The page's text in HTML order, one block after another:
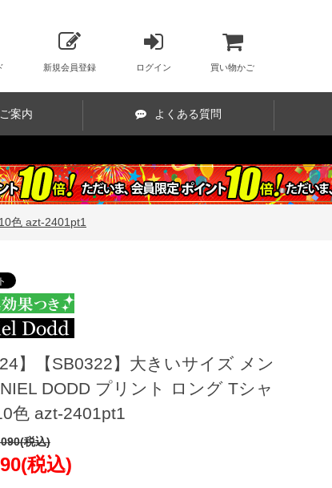
新規会員登録 ログイン 買い物かご
案内 よくある質問
色 azt-2401pt1
】【SB0322】大きいサイズ メン
DODD プリント ロング Tシャ
色 azt-2401pt1
税込)
税込)